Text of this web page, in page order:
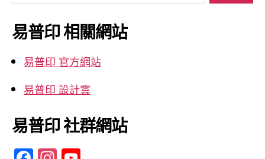
關
鍵
字:
易普印 相關網站
易普印 官方網站
易普印 設計雲
易普印 社群網站